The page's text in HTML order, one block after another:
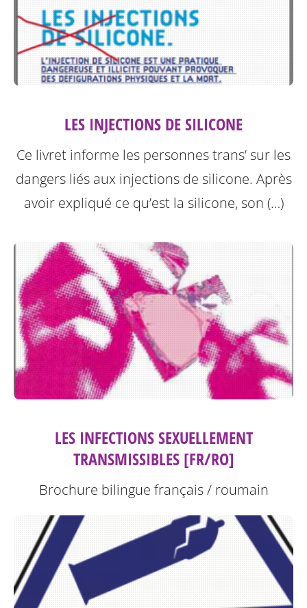
LES INJECTIONS DE SILICONE
Ce livret informe les personnes trans’ sur les
dangers liés aux injections de silicone. Après
avoir expliqué ce qu’est la silicone, son (…)
LES INFECTIONS SEXUELLEMENT
TRANSMISSIBLES [FR/RO]
Brochure bilingue français / roumain